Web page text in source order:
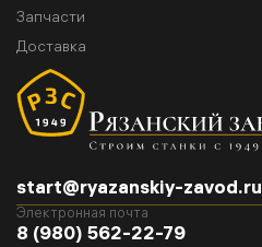
start@ryazanskiy-zavod.ru
Электронная почта
8 (980) 562-22-79
Запчасти
Доставка